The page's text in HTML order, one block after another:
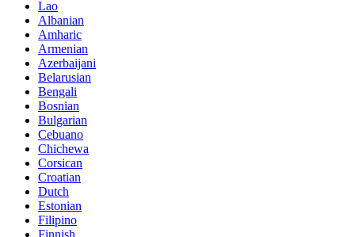
Lao
Albanian
Amharic
Armenian
Azerbaijani
Belarusian
Bengali
Bosnian
Bulgarian
Cebuano
Chichewa
Corsican
Croatian
Dutch
Estonian
Filipino
Finnish